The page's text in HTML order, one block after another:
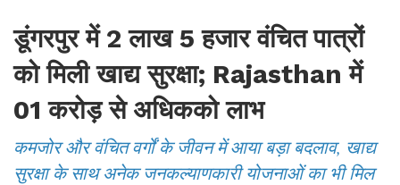
डूंगरपुर में 2 लाख 5 हजार वंचित पात्रों
को मिली खाद्य सुरक्षा; Rajasthan में
01 करोड़ से अधिकको लाभ
कमजोर और वंचित वर्गों के जीवन में आया बड़ा बदलाव, खाद्य
सुरक्षा के साथ अनेक जनकल्याणकारी योजनाओं का भी मिल